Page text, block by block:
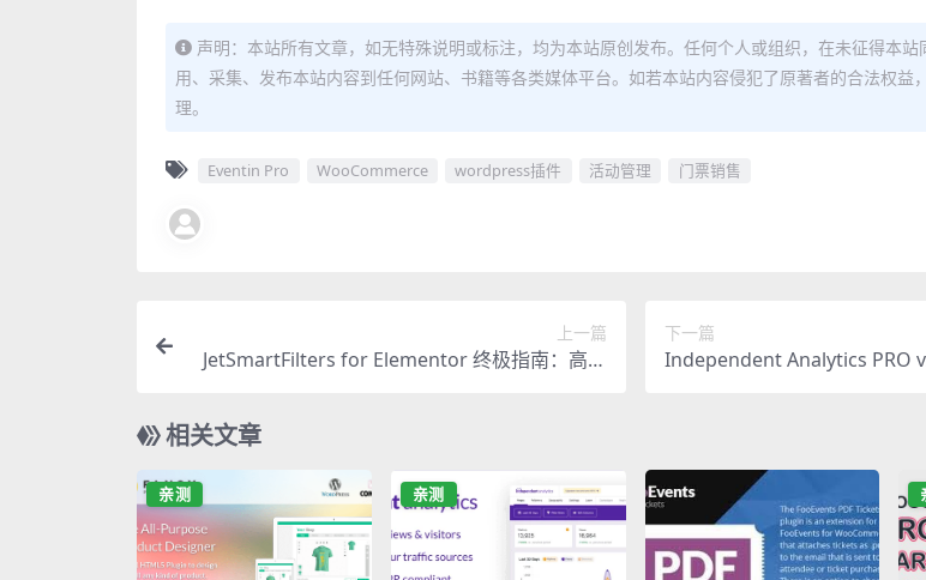
声明：本站所有文章，如无特殊说明或标注，均为本站原创发布。任何个人或组织，在未征得本站
用、采集、发布本站内容到任何网站、书籍等各类媒体平台。如若本站内容侵犯了原著者的合法权益
理。
Eventin Pro WooCommerce wordpress插件 活动管理 门票销售
上一篇
JetSmartFilters for Elementor 终极指南：高级
下一篇
Independent Analytics PRO
相关文章
亲测 亲测